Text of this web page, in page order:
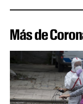
Más de